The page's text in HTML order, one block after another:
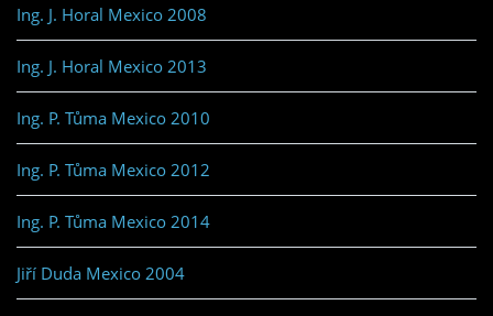
Ing. J. Horal Mexico 2008
Ing. J. Horal Mexico 2013
Ing. P. Tůma Mexico 2010
Ing. P. Tůma Mexico 2012
Ing. P. Tůma Mexico 2014
Jiří Duda Mexico 2004